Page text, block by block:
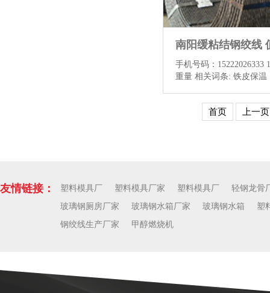
手机号码：15222026333
重量 相关词条: 铁皮保温
的“极限词“用语属“违词
化“违禁词”“广告法”为
赔偿... 查看更多
首页 上一页
友情链接： 塑料模具厂 塑料模具厂家 塑料模具厂
轻钢龙骨
玻璃钢厕房厂家
玻璃钢水箱厂家 玻璃钢水箱
塑
钢绞线生产厂家
甲醇燃烧机